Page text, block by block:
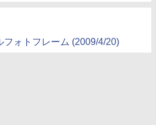
ォトフレーム (2009/4/20)